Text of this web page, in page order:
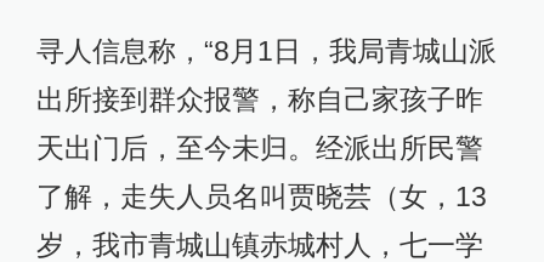
寻人信息称，“8月1日，我局青城山派
出所接到群众报警，称自己家孩子昨
天出门后，至今未归。经派出所民警
了解，走失人员名叫贾晓芸（女，13
岁，我市青城山镇赤城村人，七一学